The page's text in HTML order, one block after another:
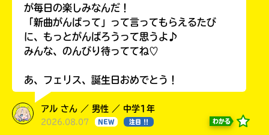
が毎日の楽しみなんだ！
「新曲がんばって」って言ってもらえるたび
に、もっとがんばろうって思うよ♪
みんな、のんびり待っててね♡
あ、フェリス、誕生日おめでとう！
アル さん ／ 男性 ／ 中学1年
2026.08.07 NEW 注目 !! わかる